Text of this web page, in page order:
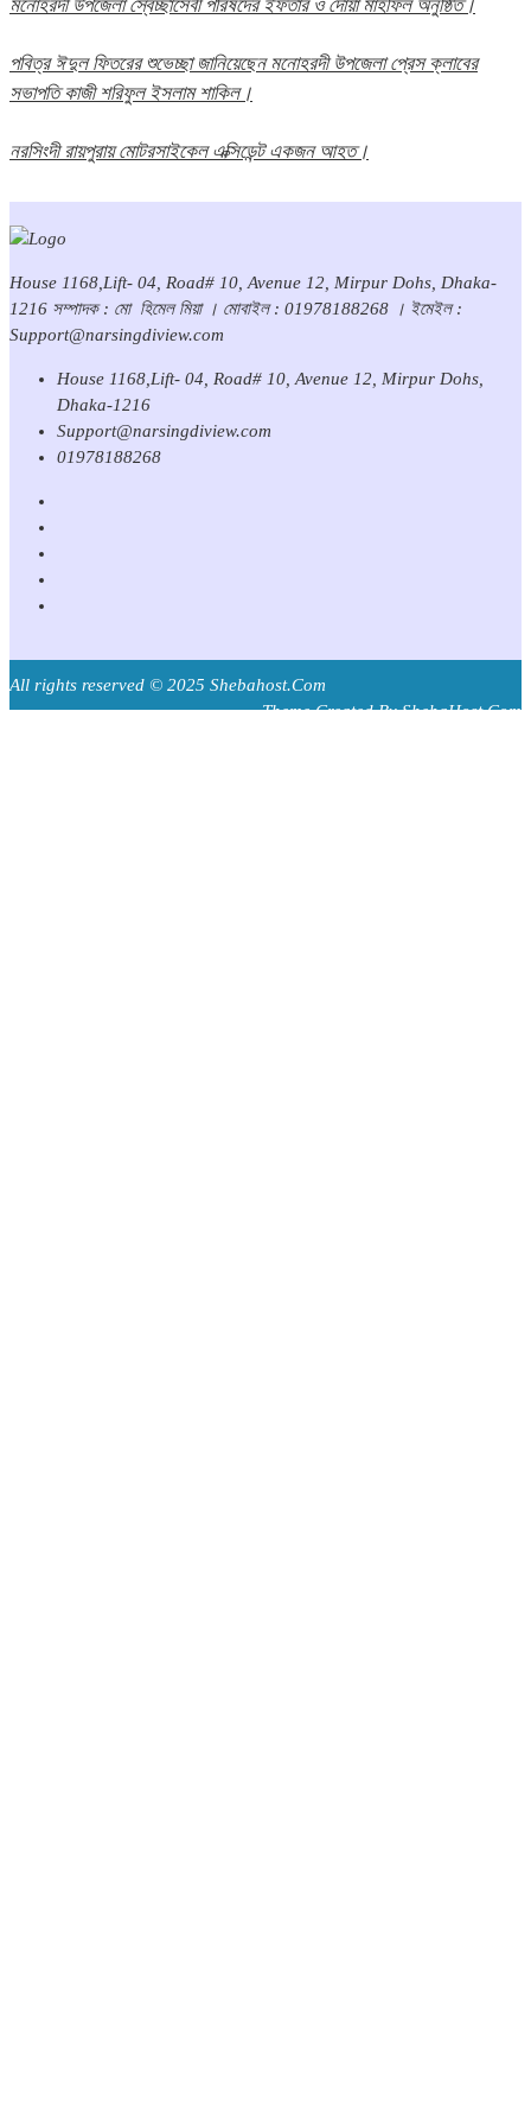
মনোহরদী উপজেলা স্বেচ্ছাসেবী পরিষদের ইফতার ও দোয়া মাহফিল অনুষ্ঠিত।
পবিত্র ঈদুল ফিতরের শুভেচ্ছা জানিয়েছেন মনোহরদী উপজেলা প্রেস ক্লাবের
সভাপতি কাজী শরিফুল ইসলাম শাকিল।
নরসিংদী রায়পুরায় মোটরসাইকেল এক্সিডেন্ট একজন আহত।
House 1168,Lift- 04, Road# 10, Avenue 12, Mirpur Dohs, Dhaka-
1216 সম্পাদক : মো হিমেল মিয়া । মোবাইল : 01978188268 । ইমেইল :
Support@narsingdiview.com
House 1168,Lift- 04, Road# 10, Avenue 12, Mirpur Dohs,
Dhaka-1216
Support@narsingdiview.com
01978188268
All rights reserved © 2025 Shebahost.Com
Theme Created By ShebaHost.Com